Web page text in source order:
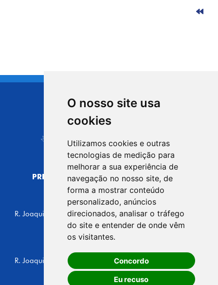
O nosso site usa
cookies
Utilizamos cookies e outras
tecnologias de medição para
melhorar a sua experiência de
navegação no nosso site, de
forma a mostrar conteúdo
personalizado, anúncios
direcionados, analisar o tráfego
do site e entender de onde vêm
os visitantes.
Concordo
Eu recuso
CIDADE DE
Carapicuíba
PREFEITURA MUNICIPAL DE CARAPICUÍBA
CNPJ: 44.892.693/0001-40
CENTRO ADMINISTRATIVO
R. Joaquim das Neves, 211 - Vila Caldas, Carapicuíba/SP
CEP: 06310-030, Brasil
Telefone: 4164-5500
GABINETE DO PREFEITO
R. Joaquim das Neves, 205 - Vila Caldas, Carapicuíba/SP
CEP: 06310-030, Brasil